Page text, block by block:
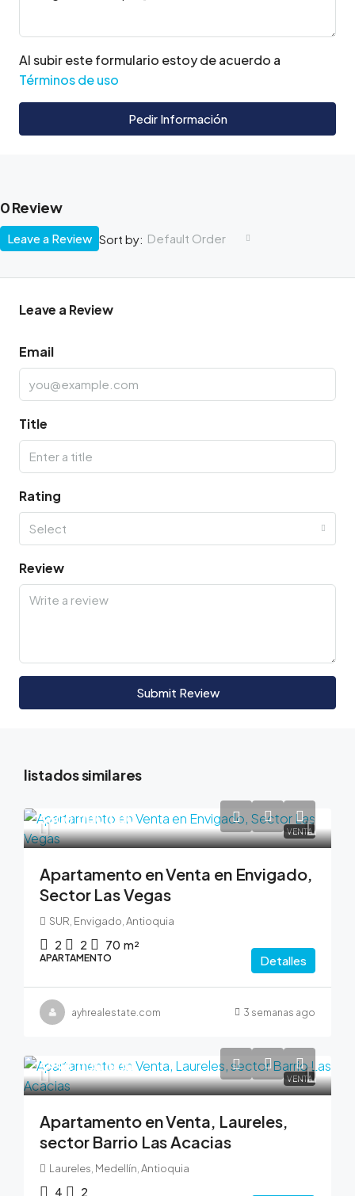
Al subir este formulario estoy de acuerdo a
Términos de uso
Pedir Información
0 Review
Sort by: Default Order
Leave a Review
Leave a Review
Email
Title
Rating
Select
Review
Submit Review
listados similares
VENTA
$600,000,000
Apartamento en Venta en Envigado,
Sector Las Vegas
SUR, Envigado, Antioquia
2 2 70 m²
APARTAMENTO Detalles
ayhrealestate.com 3 semanas ago
VENTA
$990,000,000
Apartamento en Venta, Laureles,
sector Barrio Las Acacias
Laureles, Medellín, Antioquia
4 2